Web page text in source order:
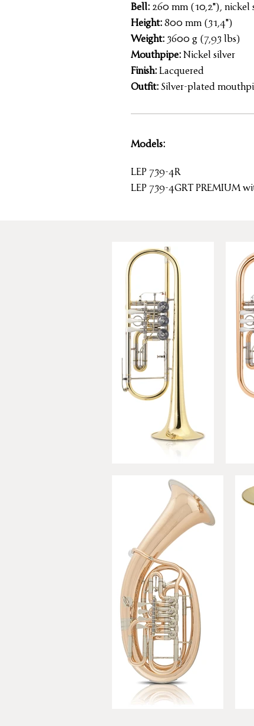
Bell: 260 mm (10,2"), nickel
Height: 800 mm (31,4")
Weight: 3600 g (7,93 lbs)
Mouthpipe: Nickel silver
Finish: Lacquered
Outfit: Silver-plated
Models:
LEP 739-4R
LEP 739-4GRT PREMIUM